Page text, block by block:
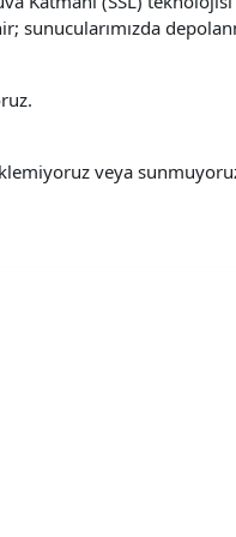
sunucularımızda
veya